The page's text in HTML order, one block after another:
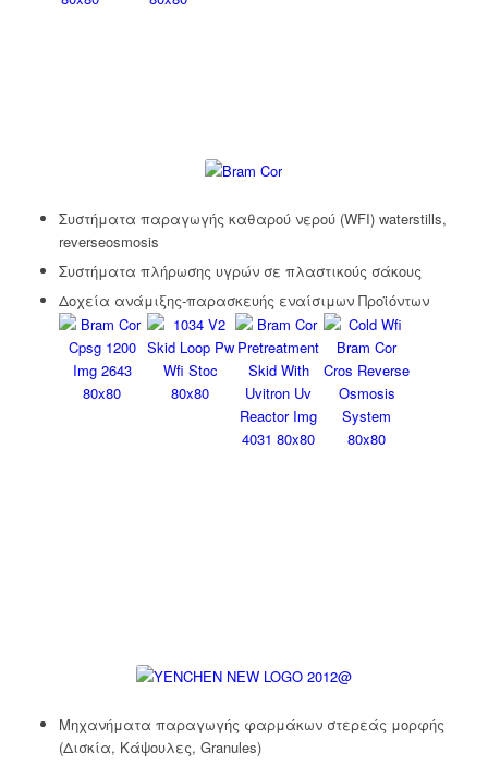
Συστήματα παραγωγής καθαρού νερού (WFΙ) waterstills,
reverseosmosis
Συστήματα πλήρωσης υγρών σε πλαστικούς σάκους
Δοχεία ανάμιξης-παρασκευής εναίσιμων Προϊόντων
Μηχανήματα παραγωγής φαρμάκων στερεάς μορφής
(Δισκία, Κάψουλες, Granules)